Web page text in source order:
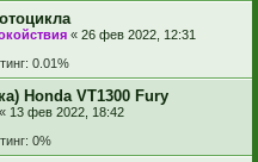
« 26 фев 2022, 12:31
0.01%
Honda VT1300 Fury
« 13 фев 2022, 18:42
0%